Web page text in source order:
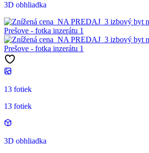
3D obhliadka
13 fotiek
13 fotiek
3D obhliadka